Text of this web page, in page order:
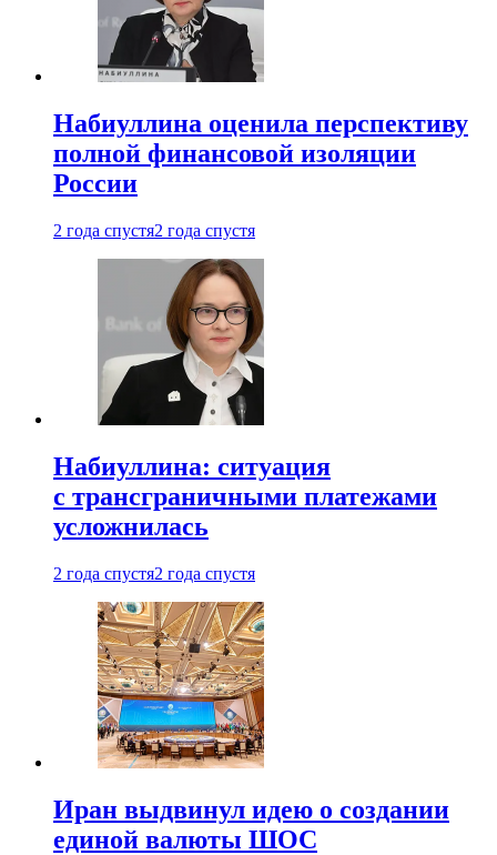
Набиуллина оценила перспективу
полной финансовой изоляции
России
2 года спустя2 года спустя
Набиуллина: ситуация
с трансграничными платежами
усложнилась
2 года спустя2 года спустя
Иран выдвинул идею о создании
единой валюты ШОС